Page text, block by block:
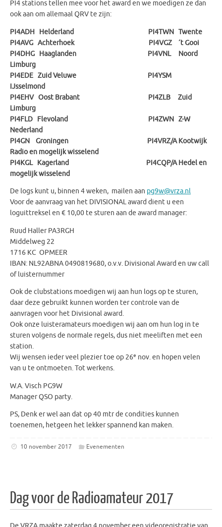
PI4 stations tellen mee voor het award en we moedigen ze dan
ook aan om allemaal QRV te zijn:
PI4ADH Helderland PI4TWN Twente
PI4AVG Achterhoek PI4VGZ ´t Gooi
PI4DHG Haaglanden PI4VNL Noord
Limburg
PI4EDE Zuid Veluwe PI4YSM
IJsselmond
PI4EHV Oost Brabant PI4ZLB Zuid
Limburg
PI4FLD Flevoland PI4ZWN Z-W
Nederland
PI4GN Groningen PI4VRZ/A Kootwijk
Radio en mogelijk wisselend
PI4KGL Kagerland PI4CQP/A Hedel en
mogelijk wisselend
De logs kunt u, binnen 4 weken, mailen aan pg9w@vrza.nl
Voor de aanvraag van het DIVISIONAL award dient u een
loguittreksel en € 10,00 te sturen aan de award manager:
Ruud Haller PA3RGH
Middelweg 22
1716 KC OPMEER
IBAN: NL92ABNA 0490819680, o.v.v. Divisional Award en uw call
of luisternummer
Ook de clubstations moedigen wij aan hun logs op te sturen,
daar deze gebruikt kunnen worden ter controle van de
aanvragen voor het Divisional award.
Ook onze luisteramateurs moedigen wij aan om hun log in te
sturen volgens de normale regels, dus niet meeliften met een
station.
Wij wensen ieder veel plezier toe op 26e nov. en hopen velen
van u te ontmoeten. Tot werkens.
W.A. Visch PG9W
Manager QSO party.
PS, Denk er wel aan dat op 40 mtr de condities kunnen
toenemen, hetgeen het lekker spannend kan maken.
10 november 2017 Evenementen
Dag voor de Radioamateur 2017